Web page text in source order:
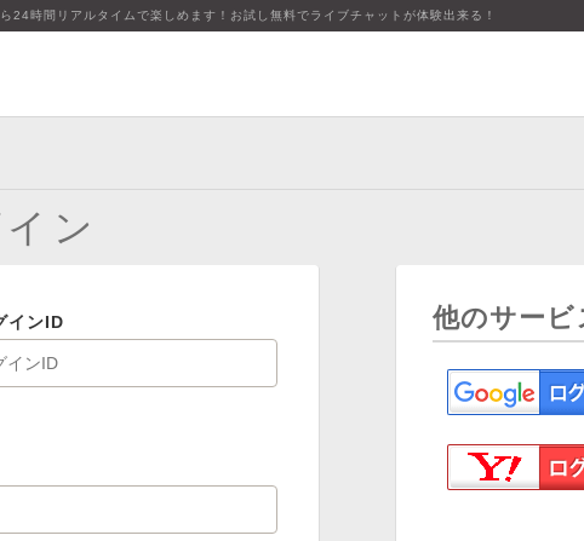
24時間リアルタイムで楽しめます！お試し無料でライブチャットが体験出来る！
ン
インID 他のサー